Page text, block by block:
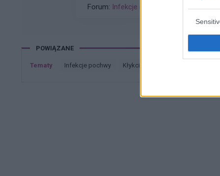
Forum: Infekcje intymne
POWIĄZANE
Tematy infekcje pochwy kłykciny kończyste